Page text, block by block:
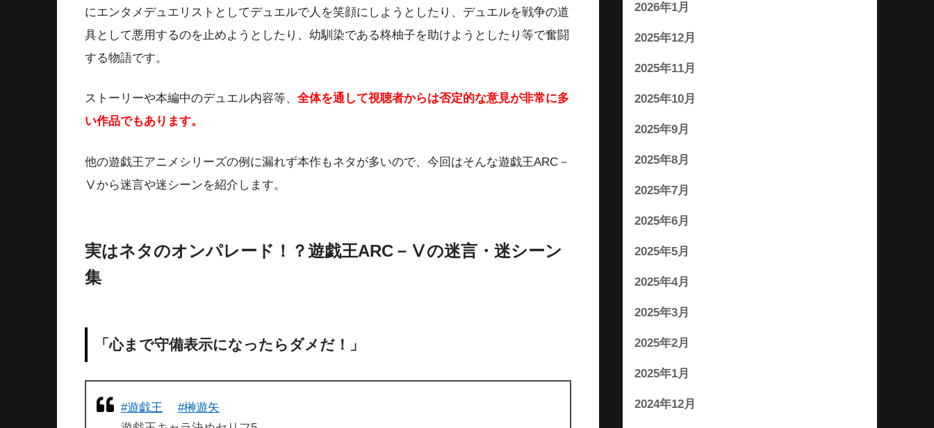
にエンタメデュエリストとしてデュエルで人を笑顔にしようとしたり、デュエルを戦争の道
具として悪用するのを止めようとしたり、幼馴染である柊柚子を助けようとしたり等で奮闘
する物語です。
ストーリーや本編中のデュエル内容等、 全体を通して視聴者からは否定的な意見が非常に多
い作品でもあります。
他の遊戯王アニメシリーズの例に漏れず本作もネタが多いので、今回はそんな遊戯王ARC－
Ⅴから迷言や迷シーンを紹介します。
実はネタのオンパレード！？遊戯王ARC－Ⅴの迷言・迷シーン
集
「心まで守備表示になったらダメだ！」
#遊戯王
#榊遊矢
2026年1月
2025年12月
2025年11月
2025年10月
2025年9月
2025年8月
2025年7月
2025年6月
2025年5月
2025年4月
2025年3月
2025年2月
2025年1月
2024年12月